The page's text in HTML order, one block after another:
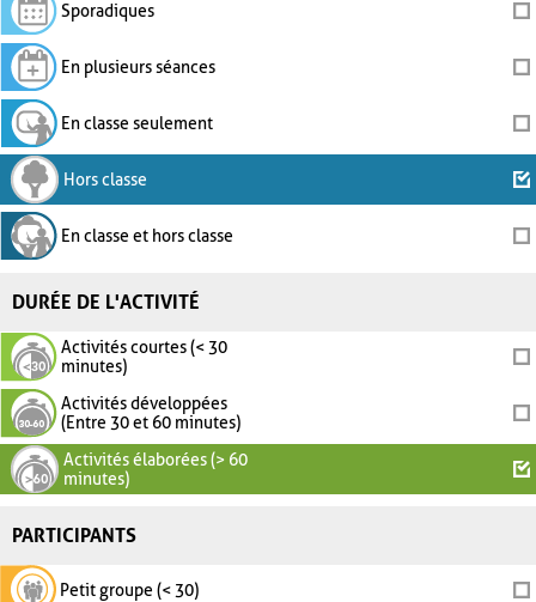
Sporadiques
En plusieurs séances
En classe seulement
Hors classe
En classe et hors classe
DURÉE DE L'ACTIVITÉ
Activités courtes (< 30
minutes)
Activités développées
(Entre 30 et 60 minutes)
Activités élaborées (> 60
minutes)
PARTICIPANTS
Petit groupe (< 30)